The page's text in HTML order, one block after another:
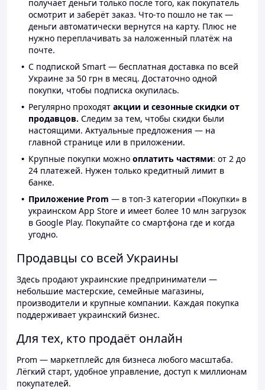
получает деньги только после того, как покупатель
осмотрит и заберёт заказ. Что-то пошло не так —
деньги автоматически вернутся на карту. Плюс не
нужно переплачивать за наложенный платёж на
почте.
С подпиской Smart — бесплатная доставка по всей
Украине за 50 грн в месяц. Достаточно одной
покупки, чтобы подписка окупилась.
Регулярно проходят акции и сезонные скидки от
продавцов. Следим за тем, чтобы скидки были
настоящими. Актуальные предложения — на
главной странице или в приложении.
Крупные покупки можно оплатить частями: от 2 до
24 платежей. Нужен только кредитный лимит в
банке.
Приложение Prom — в топ-3 категории «Покупки» в
украинском App Store и имеет более 10 млн загрузок
в Google Play. Покупайте со смартфона где и когда
угодно.
Продавцы со всей Украины
Здесь продают украинские предприниматели —
небольшие мастерские, семейные магазины,
производители и крупные компании. Каждая покупка
поддерживает украинский бизнес.
Для тех, кто продаёт онлайн
Prom — маркетплейс для бизнеса любого масштаба.
Лёгкий старт, удобное управление, доступ к миллионам
покупателей.